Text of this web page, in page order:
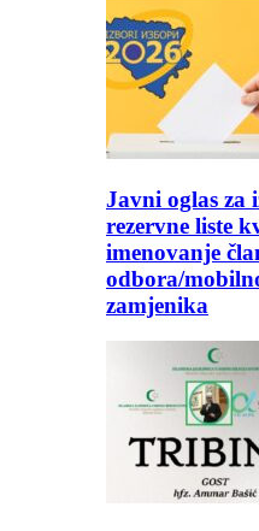
Javni oglas za
rezervne liste
imenovanje
odbora/
zamjenika